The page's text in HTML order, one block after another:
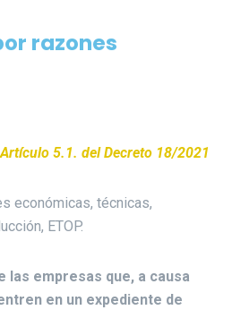
razones
Artículo 5.1. del Decreto 18/2021
económicas, técnicas,
ETOP.
las empresas que, a causa
en un expediente de